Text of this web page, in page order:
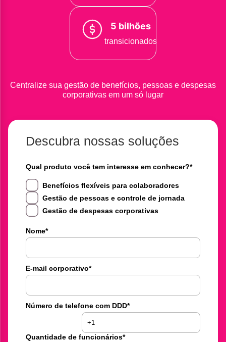
5 bilhões
transicionados
Centralize sua gestão de benefícios, pessoas e despesas
corporativas em um só lugar
Descubra nossas soluções
Qual produto você tem interesse em conhecer?*
Benefícios flexíveis para colaboradores
Gestão de pessoas e controle de jornada
Gestão de despesas corporativas
Nome*
E-mail corporativo*
Número de telefone com DDD*
Quantidade de funcionários*